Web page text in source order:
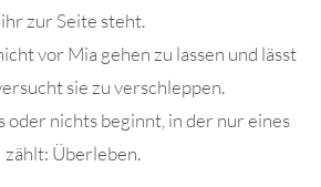
ihr zur Seite steht.
vor Mia gehen zu lassen und lässt
sie zu verschleppen.
oder nichts beginnt, in der nur eines
zählt: Überleben.